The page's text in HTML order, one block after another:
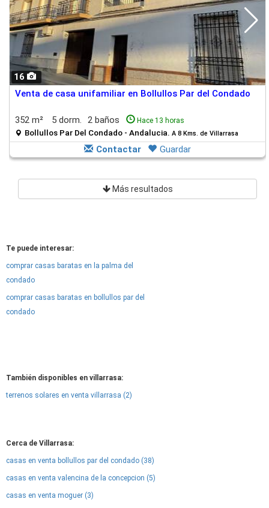
16
Venta de casa unifamiliar en Bollullos Par del Condado
352 m² 5 dorm. 2 baños Hace 13 horas
Bollullos Par Del Condado - Andalucia. A 8 Kms. de Villarrasa
Contactar Guardar
Más resultados
Te puede interesar:
comprar casas baratas en la palma del
condado
comprar casas baratas en bollullos par del
condado
También disponibles en villarrasa:
terrenos solares en venta villarrasa (2)
Cerca de Villarrasa:
casas en venta bollullos par del condado (38)
casas en venta valencina de la concepcion (5)
casas en venta moguer (3)